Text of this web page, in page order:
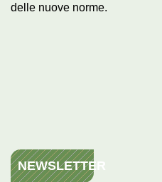
delle nuove norme.
NEWSLETTER